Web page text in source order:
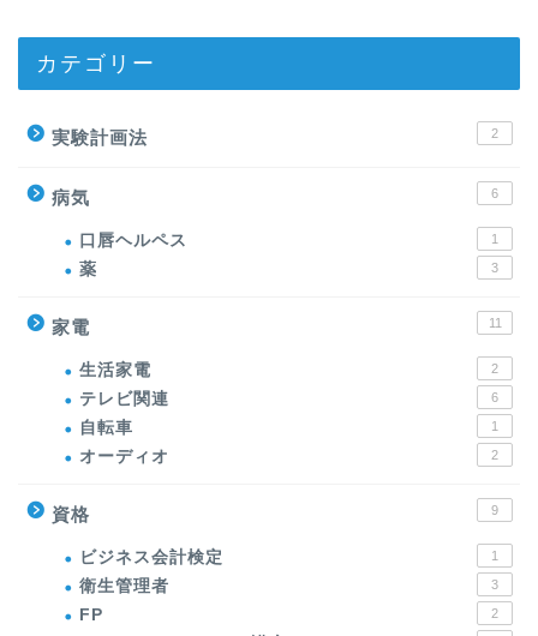
カテゴリー
実験計画法 2
病気 6
口唇ヘルペス 1
薬 3
家電 11
生活家電 2
テレビ関連 6
自転車 1
オーディオ 2
資格 9
ビジネス会計検定 1
衛生管理者 3
FP 2